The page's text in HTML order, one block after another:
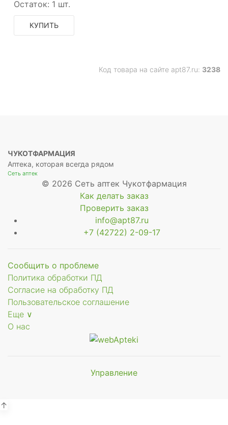
Остаток: 1 шт.
КУПИТЬ
Код товара на сайте apt87.ru: 3238
ЧУКОТФАРМАЦИЯ
Аптека, которая всегда рядом
Сеть аптек
© 2026 Сеть аптек Чукотфармация
Как делать заказ
Проверить заказ
info@apt87.ru
+7 (42722) 2-09-17
Сообщить о проблеме
Политика обработки ПД
Согласие на обработку ПД
Пользовательское соглашение
Еще ∨
О нас
Управление
↑
Мы будем